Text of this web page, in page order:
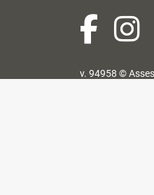
v. 94958 ©